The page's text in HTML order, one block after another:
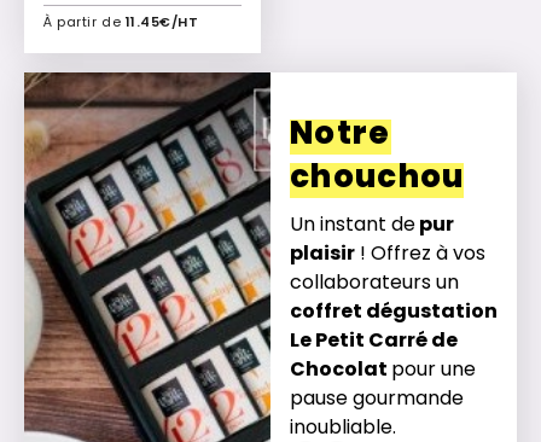
À partir de 11.45€/HT
Ajouter à mon devis
Notre
chouchou
Un instant depur
plaisir ! Offrez à vos
collaborateurs un
coffret dégustation
Le Petit Carré de
Chocolat pour une
pause gourmande
inoubliable.